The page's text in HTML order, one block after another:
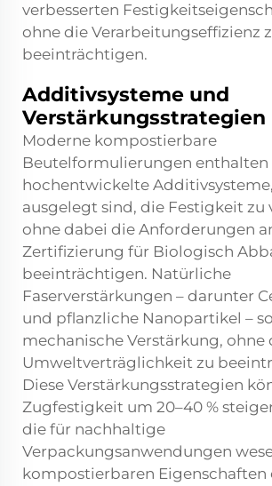
verbesserten
ohne die Verarbeitungseffizienz
beeinträchtigen.
Additivsysteme und
Verstärkungsstrategien
Moderne kompostierbare
Beutelformulierungen enthalten
hochentwickelte
ausgelegt sind, die Festigkeit zu
ohne dabei die Anforderungen
Zertifizierung für Biologisch
beeinträchtigen. Natürliche
Faserverstärkungen – darunter
und pflanzliche Nanopartikel –
mechanische Verstärkung, ohne
Umweltverträglichkeit zu
Diese Verstärkungsstrategien
Zugfestigkeit um 20–40 %
die für nachhaltige
Verpackungsanwendungen
kompostierbaren Eigenschaften